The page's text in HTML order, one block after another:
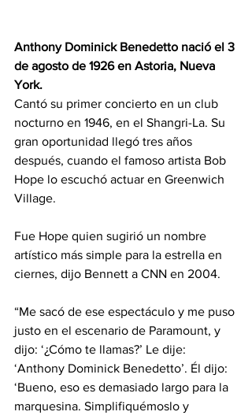
Anthony Dominick Benedetto nació el 3
de agosto de 1926 en Astoria, Nueva
York.
Cantó su primer concierto en un club
nocturno en 1946, en el Shangri-La. Su
gran oportunidad llegó tres años
después, cuando el famoso artista Bob
Hope lo escuchó actuar en Greenwich
Village.
Fue Hope quien sugirió un nombre
artístico más simple para la estrella en
ciernes, dijo Bennett a CNN en 2004.
“Me sacó de ese espectáculo y me puso
justo en el escenario de Paramount, y
dijo: ‘¿Cómo te llamas?’ Le dije:
‘Anthony Dominick Benedetto’. Él dijo:
‘Bueno, eso es demasiado largo para la
marquesina. Simplifiquémoslo y